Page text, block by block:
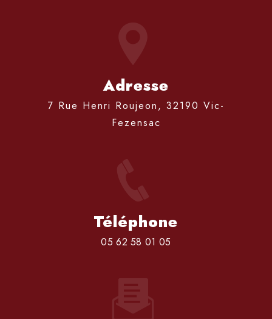
Adresse
7 Rue Henri Roujeon, 32190 Vic-
Fezensac
Téléphone
05 62 58 01 05